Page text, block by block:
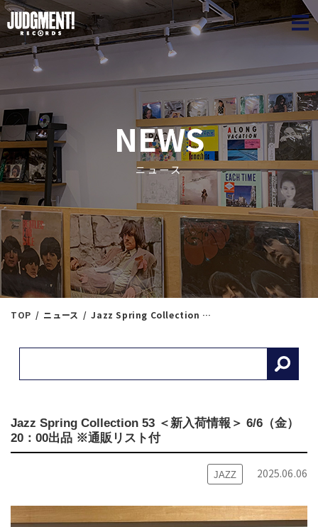
NEWS
ニュース
TOP ニュース Jazz Spring Collection 53 ＜新入荷情報＞ 6/6（金）20：00出品 ※通販リスト付
Jazz Spring Collection 53 ＜新入荷情報＞ 6/6（金）
20：00出品 ※通販リスト付
JAZZ 2025.06.06